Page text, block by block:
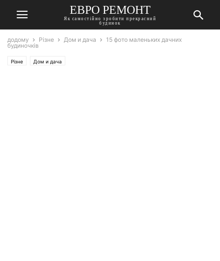
ЕВРО РЕМОНТ
Як самостійно зробити прекрасний
будинок
додому Різне Дом и дача
15 фото маленьких дачних
будиночків
Різне Дом и дача